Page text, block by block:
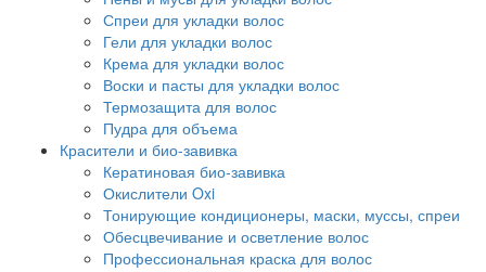
Спреи для укладки волос
Гели для укладки волос
Крема для укладки волос
Воски и пасты для укладки волос
Термозащита для волос
Пудра для объема
Красители и био-завивка
Кератиновая био-завивка
Окислители Oxi
Тонирующие кондиционеры, маски, муссы, спреи
Обесцвечивание и осветление волос
Профессиональная краска для волос